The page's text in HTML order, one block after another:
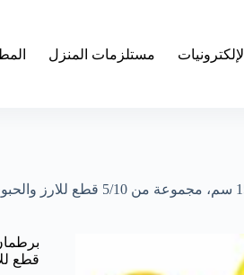
الإلكترونيات مستلزمات المنزل
قطع